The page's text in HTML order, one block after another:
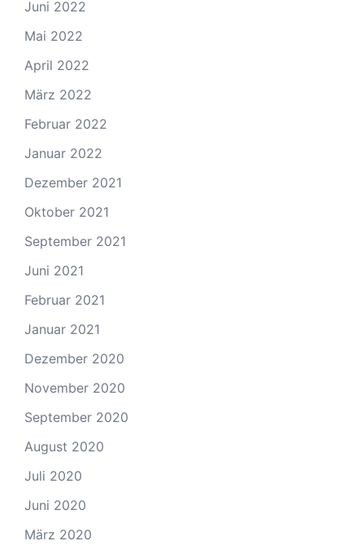
Juni 2022
Mai 2022
April 2022
März 2022
Februar 2022
Januar 2022
Dezember 2021
Oktober 2021
September 2021
Juni 2021
Februar 2021
Januar 2021
Dezember 2020
November 2020
September 2020
August 2020
Juli 2020
Juni 2020
März 2020